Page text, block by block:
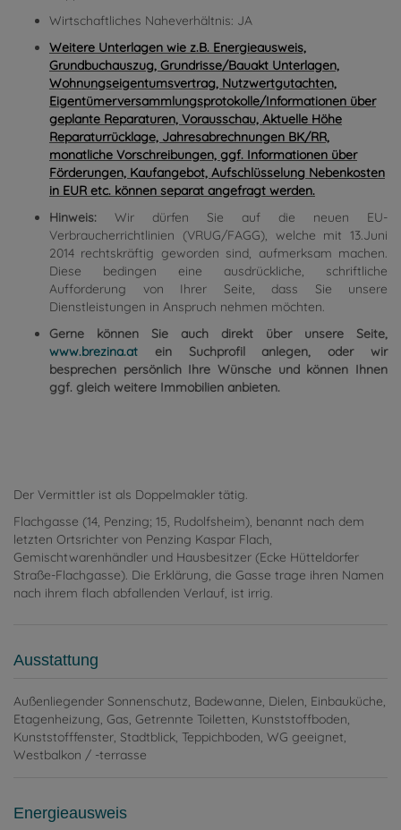
Wirtschaftliches Naheverhältnis: JA
Weitere Unterlagen wie z.B. Energieausweis,
Grundbuchauszug, Grundrisse/Bauakt Unterlagen,
Wohnungseigentumsvertrag, Nutzwertgutachten,
Eigentümerversammlungsprotokolle/Informationen über
geplante Reparaturen, Vorausschau, Aktuelle Höhe
Reparaturrücklage, Jahresabrechnungen BK/RR,
monatliche Vorschreibungen, ggf. Informationen über
Förderungen, Kaufangebot, Aufschlüsselung Nebenkosten
in EUR etc. können separat angefragt werden.
Hinweis: Wir dürfen Sie auf die neuen EU-
Verbraucherrichtlinien (VRUG/FAGG), welche mit 13.Juni
2014 rechtskräftig geworden sind, aufmerksam machen.
Diese bedingen eine ausdrückliche, schriftliche
Aufforderung von Ihrer Seite, dass Sie unsere
Dienstleistungen in Anspruch nehmen möchten.
Gerne können Sie auch direkt über unsere Seite,
www.brezina.at ein Suchprofil anlegen, oder wir
besprechen persönlich Ihre Wünsche und können Ihnen
ggf. gleich weitere Immobilien anbieten.
Der Vermittler ist als Doppelmakler tätig.
Flachgasse (14, Penzing; 15, Rudolfsheim), benannt nach dem
letzten Ortsrichter von Penzing Kaspar Flach,
Gemischtwarenhändler und Hausbesitzer (Ecke Hütteldorfer
Straße-Flachgasse). Die Erklärung, die Gasse trage ihren Namen
nach ihrem flach abfallenden Verlauf, ist irrig.
Ausstattung
Außenliegender Sonnenschutz Badewanne Dielen Einbauküche
Etagenheizung Gas Getrennte Toiletten Kunststoffboden
Kunststofffenster Stadtblick Teppichboden WG geeignet
Westbalkon / -terrasse
Energieausweis